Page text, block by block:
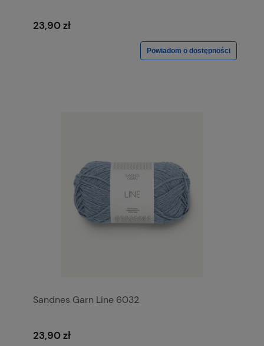
23,90 zł
Powiadom o dostępności
Sandnes Garn Line 6032
23,90 zł